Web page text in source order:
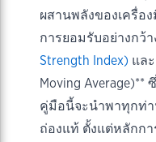
ผสานพลังของเครื่อ
การยอมรับอย่างกว้า
Strength Index) และ
Moving
คู่มือนี้จะนำพาทุกท่า
ถ่องแท้ ตั้งแต่หลักก